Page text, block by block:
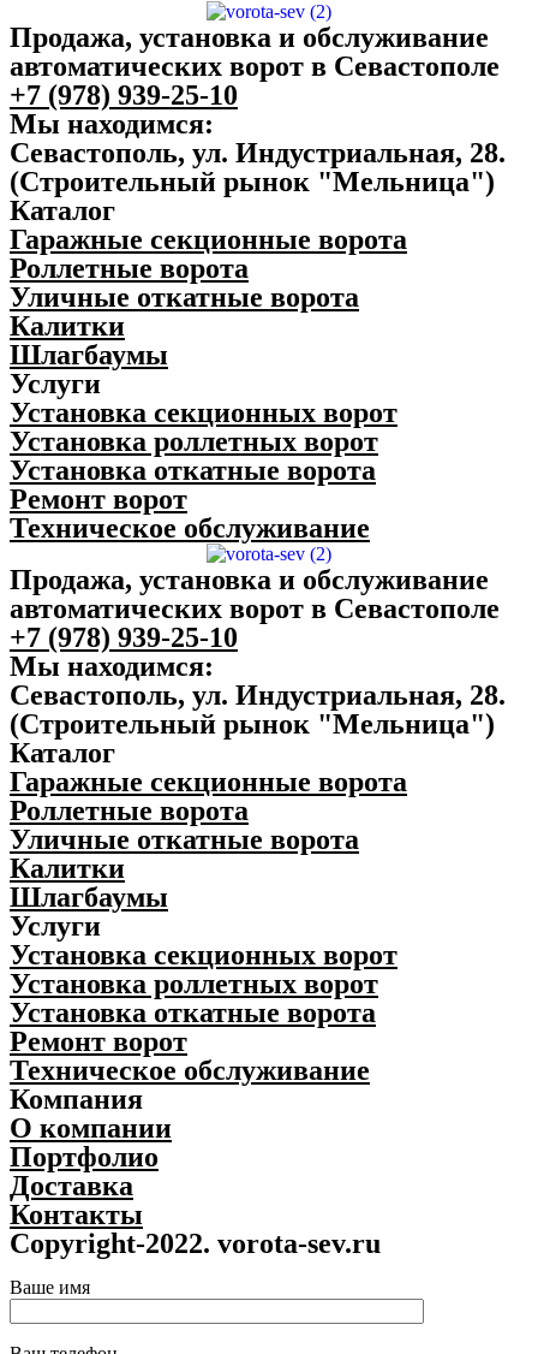
Продажа, установка и обслуживание
автоматических ворот в Севастополе
+7 (978) 939-25-10
Мы находимся:
Севастополь, ул. Индустриальная, 28.
(Строительный рынок "Мельница")
Каталог
Гаражные секционные ворота
Роллетные ворота
Уличные откатные ворота
Калитки
Шлагбаумы
Услуги
Установка секционных ворот
Установка роллетных ворот
Установка откатные ворота
Ремонт ворот
Техническое обслуживание
Продажа, установка и обслуживание
автоматических ворот в Севастополе
+7 (978) 939-25-10
Мы находимся:
Севастополь, ул. Индустриальная, 28.
(Строительный рынок "Мельница")
Каталог
Гаражные секционные ворота
Роллетные ворота
Уличные откатные ворота
Калитки
Шлагбаумы
Услуги
Установка секционных ворот
Установка роллетных ворот
Установка откатные ворота
Ремонт ворот
Техническое обслуживание
Компания
О компании
Портфолио
Доставка
Контакты
Copyright-2022. vorota-sev.ru
Ваше имя